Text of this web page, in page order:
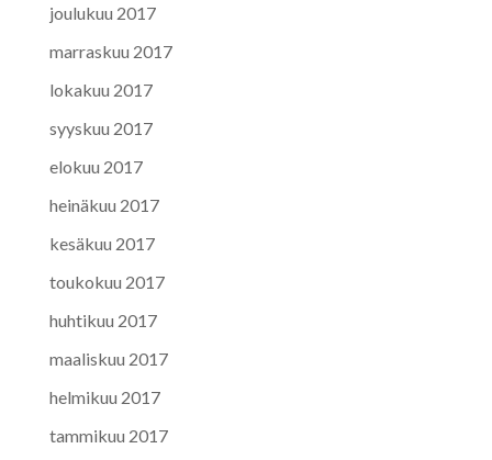
joulukuu 2017
marraskuu 2017
lokakuu 2017
syyskuu 2017
elokuu 2017
heinäkuu 2017
kesäkuu 2017
toukokuu 2017
huhtikuu 2017
maaliskuu 2017
helmikuu 2017
tammikuu 2017